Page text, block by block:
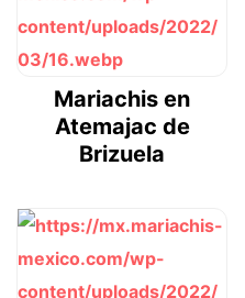
Mariachis en
Atemajac de
Brizuela